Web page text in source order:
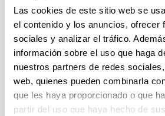
Las cookies de este sitio web se
el contenido y los anuncios, ofrecer
sociales y analizar el tráfico.
información sobre el uso que haga
nuestros partners de redes
web, quienes pueden combinarla
que les haya proporcionado o que
partir del uso que haya hecho de
orden que apruebe el
se fijan los precios a
de servicios académicos
discapacitadas, familias
actos terroristas, violencia de
las condiciones que
Precios Públicos para cada
Impreso de solicitud de beca o